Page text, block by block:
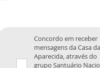
Concordo em receber
mensagens da Casa
Aparecida, através do
grupo Santuário